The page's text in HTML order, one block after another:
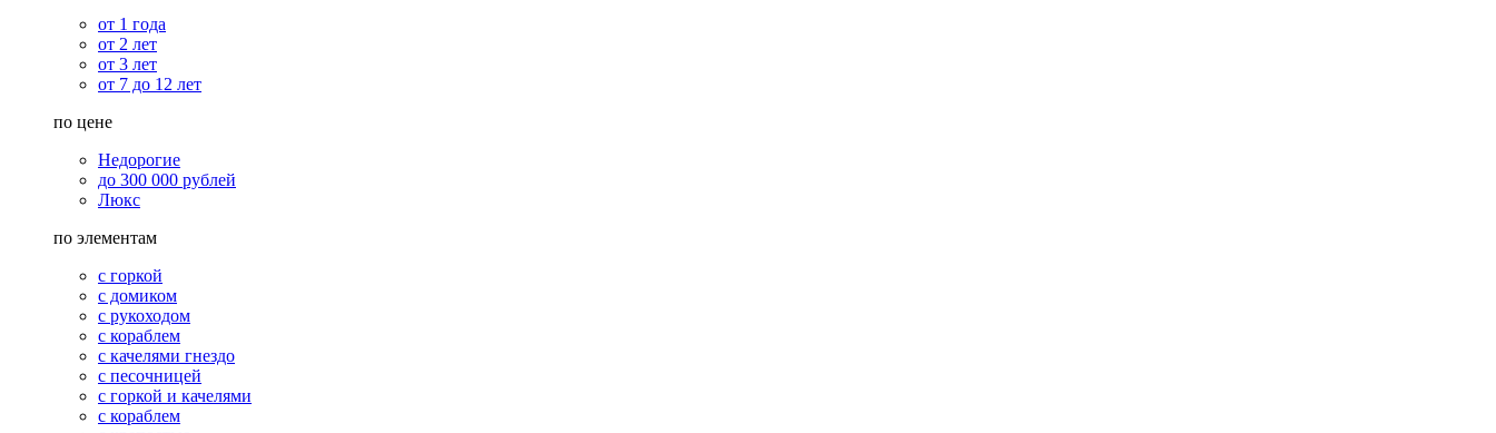
от 1 года
от 2 лет
от 3 лет
от 7 до 12 лет
по цене
Недорогие
до 300 000 рублей
Люкс
по элементам
с горкой
с домиком
с рукоходом
с кораблем
с качелями гнездо
с песочницей
с горкой и качелями
с кораблем